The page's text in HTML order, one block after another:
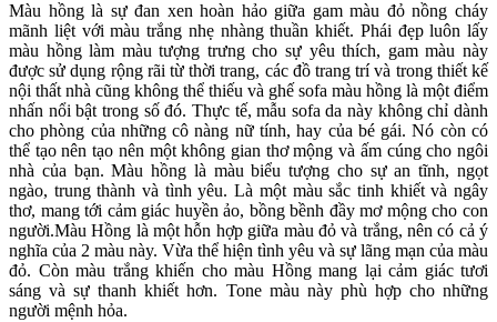
Màu hồng là sự đan xen hoàn hảo giữa gam màu đỏ nồng cháy
mãnh liệt với màu trắng nhẹ nhàng thuần khiết. Phái đẹp luôn lấy
màu hồng làm màu tượng trưng cho sự yêu thích, gam màu này
được sử dụng rộng rãi từ thời trang, các đồ trang trí và trong thiết kế
nội thất nhà cũng không thể thiếu và ghế sofa màu hồng là một điểm
nhấn nổi bật trong số đó. Thực tế, mẫu sofa da này không chỉ dành
cho phòng của những cô nàng nữ tính, hay của bé gái. Nó còn có
thể tạo nên tạo nên một không gian thơ mộng và ấm cúng cho ngôi
nhà của bạn. Màu hồng là màu biểu tượng cho sự an tĩnh, ngọt
ngào, trung thành và tình yêu. Là một màu sắc tinh khiết và ngây
thơ, mang tới cảm giác huyền ảo, bồng bềnh đầy mơ mộng cho con
người.Màu Hồng là một hỗn hợp giữa màu đỏ và trắng, nên có cả ý
nghĩa của 2 màu này. Vừa thể hiện tình yêu và sự lãng mạn của màu
đỏ. Còn màu trắng khiến cho màu Hồng mang lại cảm giác tươi
sáng và sự thanh khiết hơn. Tone màu này phù hợp cho những
người mệnh hỏa.